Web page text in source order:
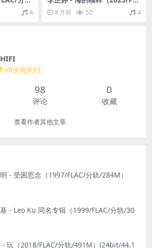
4
AC/分轨/442M）(24bit/48k
Hz)8 月前 52 4
VIP会员[永久]
98
评论
0
收藏
查看作者其他文章
- 受困思念（1997/FLAC/分轨/284M）
- Leo Ku 同名专辑（1999/FLAC/分轨/30
- 玩（2018/FLAC/分轨/491M）(24bit/44.1